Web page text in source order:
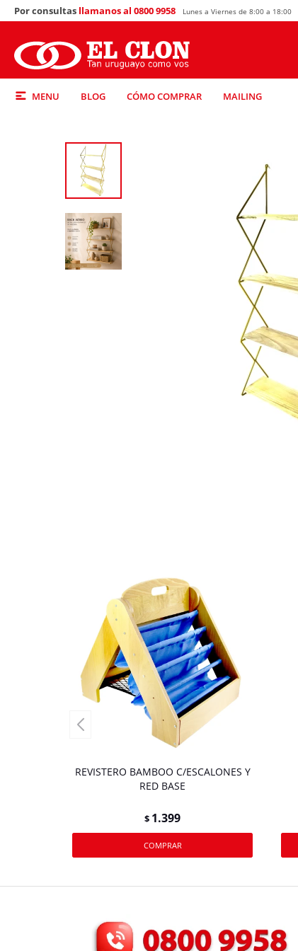
MENU BLOG CÓMO COMPRAR MAILING
Por consultas llamanos al 0800 9958 Lunes a Viernes de 8:00 a 18:00
REVISTERO BAMBOO C/ESCALONES Y
RED BASE
$ 1.399